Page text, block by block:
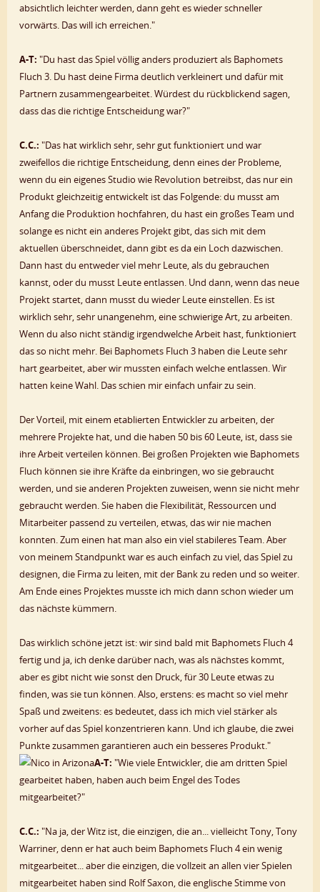
absichtlich leichter werden, dann geht es wieder schneller
vorwärts. Das will ich erreichen."
A-T: "Du hast das Spiel völlig anders produziert als Baphomets
Fluch 3. Du hast deine Firma deutlich verkleinert und dafür mit
Partnern zusammengearbeitet. Würdest du rückblickend sagen,
dass das die richtige Entscheidung war?"
C.C.: "Das hat wirklich sehr, sehr gut funktioniert und war
zweifellos die richtige Entscheidung, denn eines der Probleme,
wenn du ein eigenes Studio wie Revolution betreibst, das nur ein
Produkt gleichzeitig entwickelt ist das Folgende: du musst am
Anfang die Produktion hochfahren, du hast ein großes Team und
solange es nicht ein anderes Projekt gibt, das sich mit dem
aktuellen überschneidet, dann gibt es da ein Loch dazwischen.
Dann hast du entweder viel mehr Leute, als du gebrauchen
kannst, oder du musst Leute entlassen. Und dann, wenn das neue
Projekt startet, dann musst du wieder Leute einstellen. Es ist
wirklich sehr, sehr unangenehm, eine schwierige Art, zu arbeiten.
Wenn du also nicht ständig irgendwelche Arbeit hast, funktioniert
das so nicht mehr. Bei Baphomets Fluch 3 haben die Leute sehr
hart gearbeitet, aber wir mussten einfach welche entlassen. Wir
hatten keine Wahl. Das schien mir einfach unfair zu sein.
Der Vorteil, mit einem etablierten Entwickler zu arbeiten, der
mehrere Projekte hat, und die haben 50 bis 60 Leute, ist, dass sie
ihre Arbeit verteilen können. Bei großen Projekten wie Baphomets
Fluch können sie ihre Kräfte da einbringen, wo sie gebraucht
werden, und sie anderen Projekten zuweisen, wenn sie nicht mehr
gebraucht werden. Sie haben die Flexibilität, Ressourcen und
Mitarbeiter passend zu verteilen, etwas, das wir nie machen
konnten. Zum einen hat man also ein viel stabileres Team. Aber
von meinem Standpunkt war es auch einfach zu viel, das Spiel zu
designen, die Firma zu leiten, mit der Bank zu reden und so weiter.
Am Ende eines Projektes musste ich mich dann schon wieder um
das nächste kümmern.
Das wirklich schöne jetzt ist: wir sind bald mit Baphomets Fluch 4
fertig und ja, ich denke darüber nach, was als nächstes kommt,
aber es gibt nicht wie sonst den Druck, für 30 Leute etwas zu
finden, was sie tun können. Also, erstens: es macht so viel mehr
Spaß und zweitens: es bedeutet, dass ich mich viel stärker als
vorher auf das Spiel konzentrieren kann. Und ich glaube, die zwei
Punkte zusammen garantieren auch ein besseres Produkt."
A-T: "Wie viele Entwickler, die am dritten Spiel
gearbeitet haben, haben auch beim Engel des Todes
mitgearbeitet?"
C.C.: "Na ja, der Witz ist, die einzigen, die an... vielleicht Tony, Tony
Warriner, denn er hat auch beim Baphomets Fluch 4 ein wenig
mitgearbeitet... aber die einzigen, die vollzeit an allen vier Spielen
mitgearbeitet haben sind Rolf Saxon, die englische Stimme von